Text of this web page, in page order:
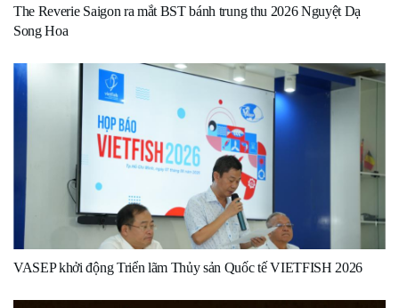
The Reverie Saigon ra mắt BST bánh trung thu 2026 Nguyệt Dạ
Song Hoa
VASEP khởi động Triển lãm Thủy sản Quốc tế VIETFISH 2026